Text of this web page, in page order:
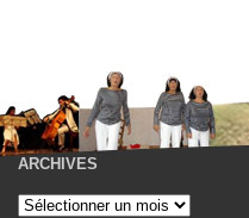
ARCHIVES
Archives